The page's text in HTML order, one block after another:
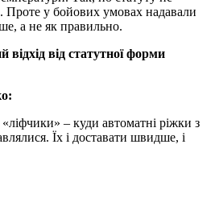
Проте у бойових умовах надавали
а не як правильно.
відхід від статутної форми
– куди автоматні ріжки з
Їх і доставати швидше, і